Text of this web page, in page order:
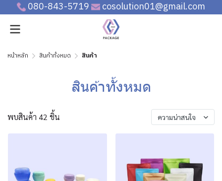
080-843-5719 cosolution01@gmail.com
หน้าหลัก สินค้าทั้งหมด สินค้า
สินค้าทั้งหมด
พบสินค้า 42 ชิ้น ความน่าสนใจ